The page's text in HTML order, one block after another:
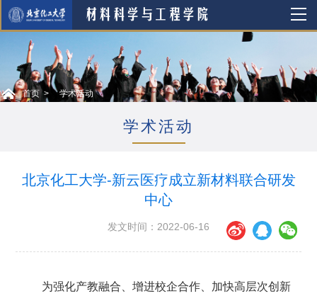
首页 学术活动
学术活动
北京化工大学-新云医疗成立新材料联合研发
中心
发文时间：2022-06-16
为强化产教融合、增进校企合作、加快高层次创新